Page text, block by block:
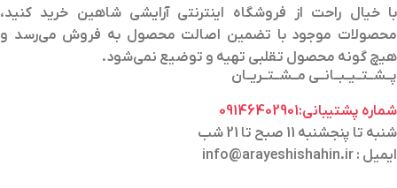
با خیال راحت از فروشگاه اینترنتی آرایشی شاهین خرید کنید،
محصولات موجود با تضمین اصالت محصول به فروش می‌رسد و
هیچ گونه محصول تقلبی تهیه و توضیع نمی‌شود.
پــشــتــیــبــانــی مــشــتــریــان
شماره پشتیبانی:09146402901
شنبه تا پنجشنبه 11 صبح تا 21 شب
ایمیل : info@arayeshishahin.ir